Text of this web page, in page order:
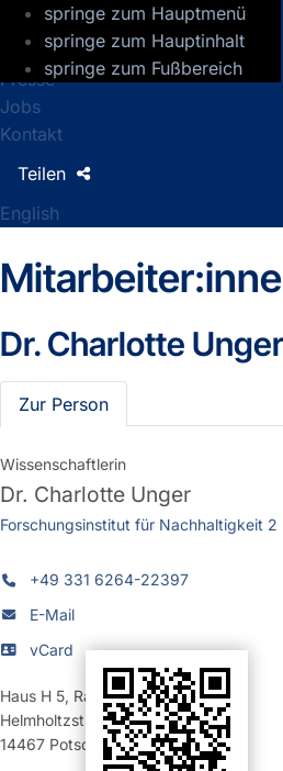
springe zum Hauptmenü
springe zum Hauptinhalt
springe zum Fußbereich
GFZ
Presse
Jobs
Kontakt
English
Teilen
Dr.Charlotte Unger
Zur Person
Wissenschaftlerin
Dr. Charlotte Unger
Forschungsinstitut für Nachhaltigkeit 2
+49 331 6264-22397
E-Mail
vCard
Haus H 5, Raum 1.07 (Büro)
Helmholtzstraße 5
14467 Potsdam